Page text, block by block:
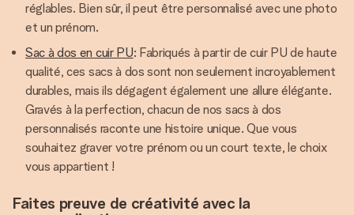
réglables. Bien sûr, il peut être personnalisé avec une photo
et un prénom.
Sac à dos en cuir PU: Fabriqués à partir de cuir PU de haute
qualité, ces sacs à dos sont non seulement incroyablement
durables, mais ils dégagent également une allure élégante.
Gravés à la perfection, chacun de nos sacs à dos
personnalisés raconte une histoire unique. Que vous
souhaitez graver votre prénom ou un court texte, le choix
vous appartient !
Faites preuve de créativité avec la